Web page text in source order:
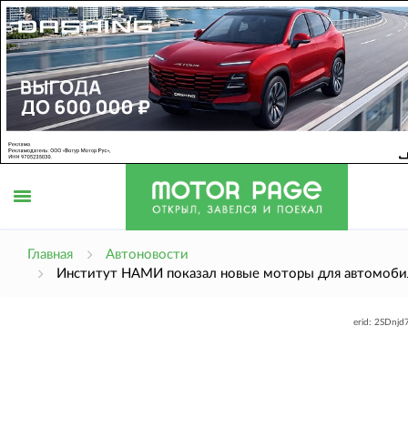
Главная
Автоновости
Институт НАМИ показал новые моторы для
erid: